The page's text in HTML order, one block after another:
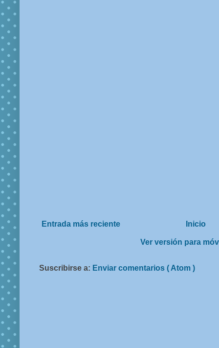
Entrada más reciente Inicio
Ver versión para
Suscribirse a: Enviar comentarios ( Atom )